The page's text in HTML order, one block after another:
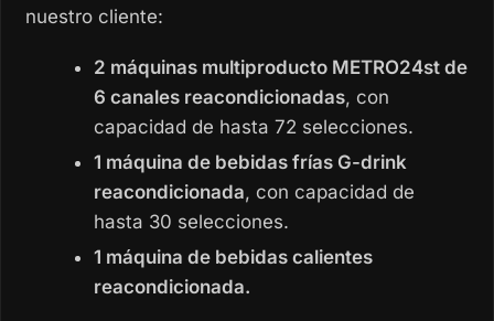
nuestro cliente:
2 máquinas multiproducto METRO24st de
6 canales reacondicionadas, con
capacidad de hasta 72 selecciones.
1 máquina de bebidas frías G-drink
reacondicionada, con capacidad de
hasta 30 selecciones.
1 máquina de bebidas calientes
reacondicionada.